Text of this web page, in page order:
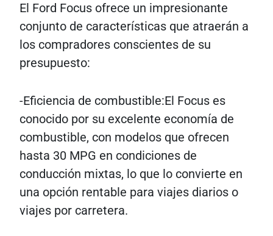
El Ford Focus ofrece un impresionante
conjunto de características que atraerán a
los compradores conscientes de su
presupuesto:
-Eficiencia de combustible:El Focus es
conocido por su excelente economía de
combustible, con modelos que ofrecen
hasta 30 MPG en condiciones de
conducción mixtas, lo que lo convierte en
una opción rentable para viajes diarios o
viajes por carretera.